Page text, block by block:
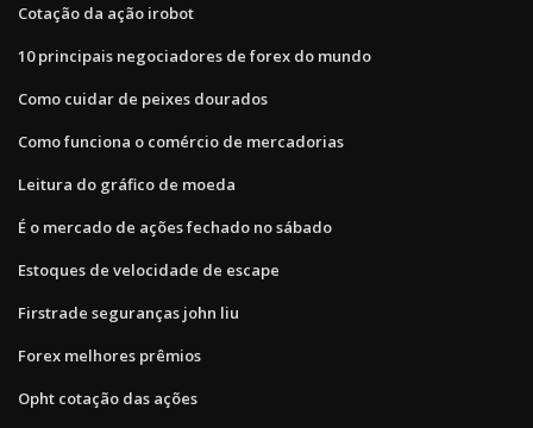
Cotação da ação irobot
10 principais negociadores de forex do mundo
Como cuidar de peixes dourados
Como funciona o comércio de mercadorias
Leitura do gráfico de moeda
É o mercado de ações fechado no sábado
Estoques de velocidade de escape
Firstrade seguranças john liu
Forex melhores prêmios
Opht cotação das ações